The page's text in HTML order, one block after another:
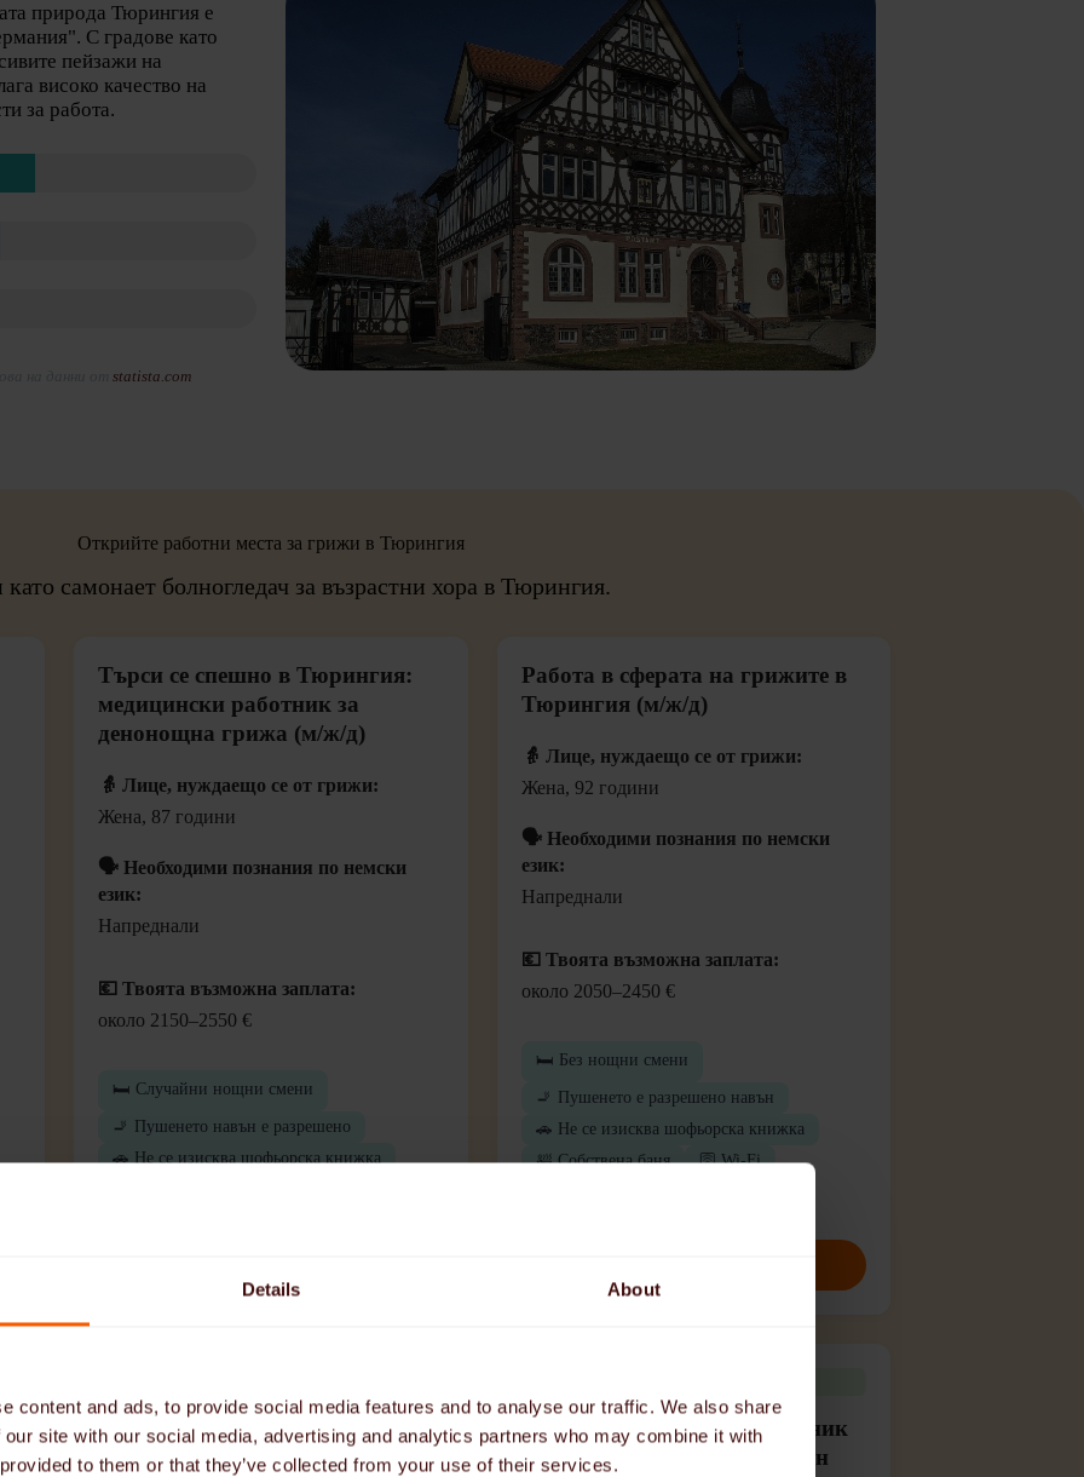
Details About
content and ads, to provide social media features and to analyse our traffic. We also share
site with our social media, advertising and analytics partners who may combine it with
to them or that they’ve collected from your use of their services.
природа Тюрингия е
С градове като
пейзажи на
високо качество на
за работа.
statista.com
Открийте работни места за грижи в Тюрингия
като самонает болногледач за възрастни хора в Тюрингия.
Търси се спешно в Тюрингия:
медицински работник за
денонощна грижа (м/ж/д)
👵 Лице, нуждаещо се от грижи:
Жена, 87 години
🗣️ Необходими познания по немски
език:
Напреднали
💶 Твоята възможна заплата:
около 2150–2550 €
🛏️ Случайни нощни смени
🚬 Пушенето навън е разрешено
🚗 Не се изисква шофьорска книжка
Работа в сферата на грижите в
Тюрингия (м/ж/д)
👵 Лице, нуждаещо се от грижи:
Жена, 92 години
🗣️ Необходими познания по немски
език:
Напреднали
💶 Твоята възможна заплата:
около 2050–2450 €
🛏️ Без нощни смени
🚬 Пушенето е разрешено навън
🚗 Не се изисква шофьорска книжка
🛀 Собствена баня
🛜 Wi-Fi
Търси се в Хесен: Домашен
помощник и болногледач (24
Търси се: Болничен помощник
(м/ж/д) с настаняване в Хесен